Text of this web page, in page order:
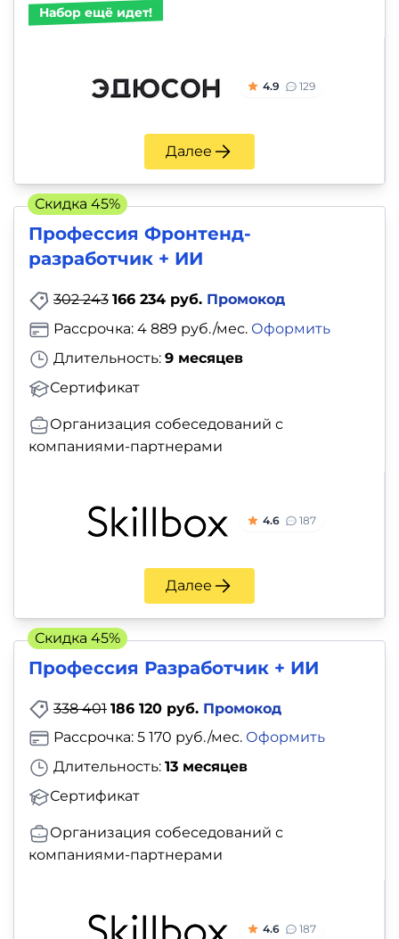
Набор ещё идет!
4.9 129
Далее
Профессия Фронтенд-
разработчик + ИИ
302 243 166 234 руб. Промокод
Длительность: 9 месяцев
Сертификат
Рассрочка: 4 889 руб./мес. Оформить
Организация собеседований с
компаниями-партнерами
4.6 187
Далее
Скидка 45%
Профессия Разработчик + ИИ
338 401 186 120 руб. Промокод
Длительность: 13 месяцев
Сертификат
Рассрочка: 5 170 руб./мес. Оформить
Организация собеседований с
компаниями-партнерами
4.6 187
Скидка 45%
Красота,
фитнес
саморазвитие
Прочее
Репетиторы
профориентацию